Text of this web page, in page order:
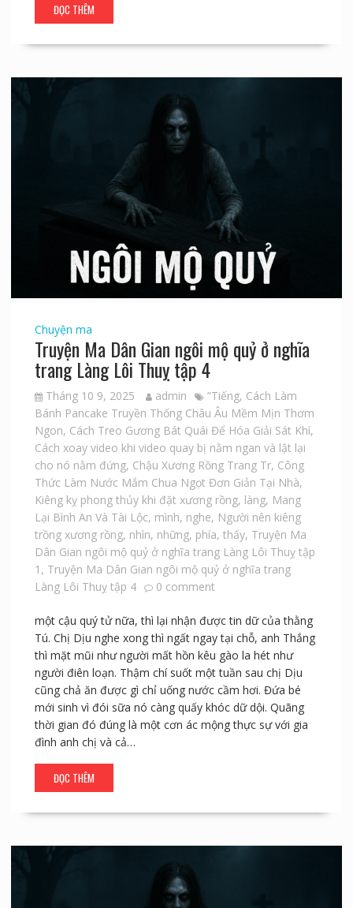
ĐỌC THÊM
Chuyện ma
Truyện Ma Dân Gian ngôi mộ quỷ ở nghĩa
trang Làng Lôi Thuỵ tập 4
Tháng 10 9, 2025 admin ”Tiếng, Cách Làm
Bánh Pancake Truyền Thống Châu Âu Mềm Mịn Thơm
Ngon, Cách Treo Gương Bát Quái Để Hóa Giải Sát Khí,
Cách xoay video khi video quay bị nằm ngan và lật lại
cho nó nằm đứng, Chậu Xương Rồng Trang Tr, Công
Thức Làm Nước Mắm Chua Ngọt Đơn Giản Tại Nhà,
Kiêng kỵ phong thủy khi đặt xương rồng, làng, Mang
Lại Bình An Và Tài Lộc, mình, nghe, Người nên kiêng
trồng xương rồng, nhìn, những, phía, thấy, Truyện Ma
Dân Gian ngôi mộ quỷ ở nghĩa trang Làng Lôi Thuỵ tập
1 , Truyện Ma Dân Gian ngôi mộ quỷ ở nghĩa trang
Làng Lôi Thuỵ tập 4
0 comment
một cậu quý tử nữa, thì lại nhận được tin dữ của thằng
Tú. Chị Dịu nghe xong thì ngất ngay tại chỗ, anh Thắng
thì mặt mũi như người mất hồn kêu gào la hét như
người điên loạn. Thậm chí suốt một tuần sau chị Dịu
cũng chả ăn được gì chỉ uống nước cầm hơi. Đứa bé
mới sinh vì đói sữa nó càng quấy khóc dữ dội. Quãng
thời gian đó đúng là một cơn ác mộng thực sự với gia
đình anh chị và cả…
ĐỌC THÊM